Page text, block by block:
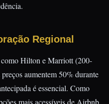
Regional
Hilton e Marriott (200-
aumentem 50% durante
é essencial. Como
mais acessíveis de Airbnb